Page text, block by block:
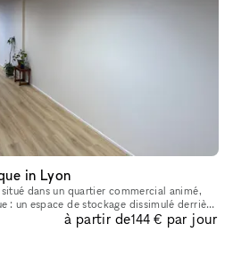
in Lyon
: un espace de stockage dissimulé derrière
ajoutant une touchà partir de144 € par jour